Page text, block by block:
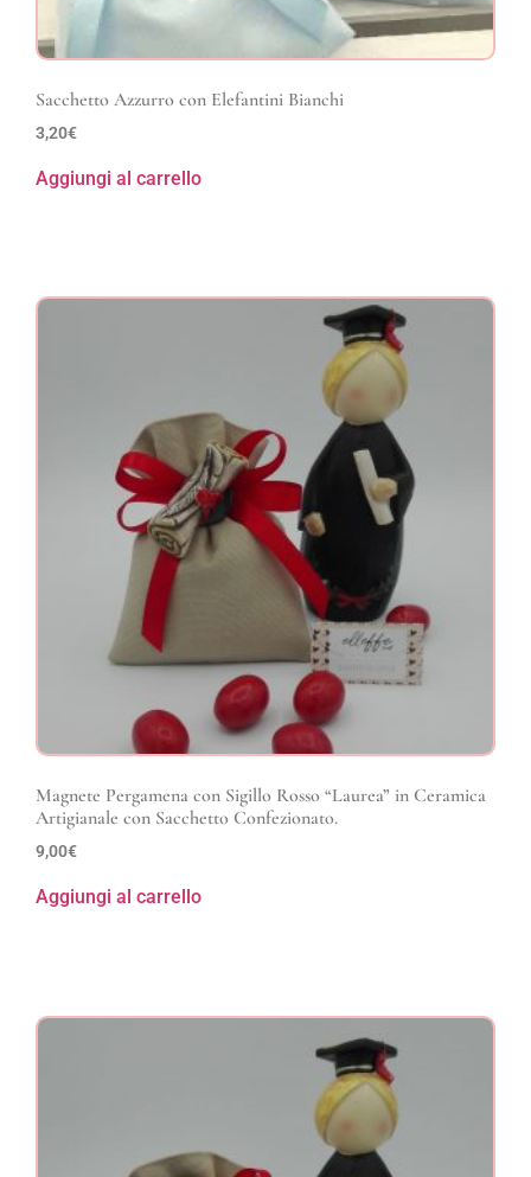
Sacchetto Azzurro con Elefantini Bianchi
3,20€
Aggiungi al carrello
Magnete Pergamena con Sigillo Rosso “Laurea” in Ceramica
Artigianale con Sacchetto Confezionato.
9,00€
Aggiungi al carrello